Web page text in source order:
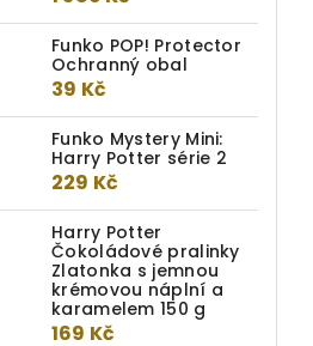
Funko POP! Protector
Ochranný obal
39 Kč
Funko Mystery Mini:
Harry Potter série 2
229 Kč
Harry Potter
Čokoládové pralinky
Zlatonka s jemnou
krémovou náplní a
karamelem 150 g
169 Kč
Harry Potter Batoh Lenka
Láskorádová
Do kotlíku